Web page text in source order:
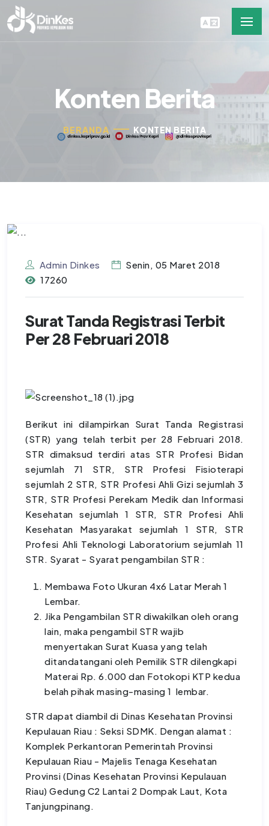
Konten Berita
BERANDA KONTEN BERITA
Admin Dinkes
Senin, 05 Maret 2018
17260
Surat Tanda Registrasi Terbit
Per 28 Februari 2018
Berikut ini dilampirkan Surat Tanda Registrasi
(STR) yang telah terbit per 28 Februari 2018.
STR dimaksud terdiri atas STR Profesi Bidan
sejumlah 71 STR, STR Profesi Fisioterapi
sejumlah 2 STR, STR Profesi Ahli Gizi sejumlah 3
STR, STR Profesi Perekam Medik dan Informasi
Kesehatan sejumlah 1 STR, STR Profesi Ahli
Kesehatan Masyarakat sejumlah 1 STR, STR
Profesi Ahli Teknologi Laboratorium sejumlah 11
STR. Syarat - Syarat pengambilan STR :
Membawa Foto Ukuran 4x6 Latar Merah 1
Lembar.
Jika Pengambilan STR diwakilkan oleh orang
lain, maka pengambil STR wajib
menyertakan Surat Kuasa yang telah
ditandatangani oleh Pemilik STR dilengkapi
Materai Rp. 6.000 dan Fotokopi KTP kedua
belah pihak masing-masing 1 lembar.
STR dapat diambil di Dinas Kesehatan Provinsi
Kepulauan Riau : Seksi SDMK. Dengan alamat :
Komplek Perkantoran Pemerintah Provinsi
Kepulauan Riau - Majelis Tenaga Kesehatan
Provinsi (Dinas Kesehatan Provinsi Kepulauan
Riau) Gedung C2 Lantai 2 Dompak Laut, Kota
Tanjungpinang.